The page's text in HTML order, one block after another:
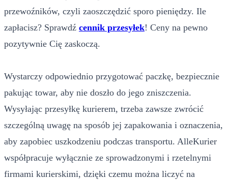
przewoźników, czyli zaoszczędzić sporo pieniędzy. Ile
zapłacisz? Sprawdź cennik przesyłek! Ceny na pewno
pozytywnie Cię zaskoczą.
Wystarczy odpowiednio przygotować paczkę, bezpiecznie
pakując towar, aby nie doszło do jego zniszczenia.
Wysyłając przesyłkę kurierem, trzeba zawsze zwrócić
szczególną uwagę na sposób jej zapakowania i oznaczenia,
aby zapobiec uszkodzeniu podczas transportu. AlleKurier
współpracuje wyłącznie ze sprowadzonymi i rzetelnymi
firmami kurierskimi, dzięki czemu można liczyć na